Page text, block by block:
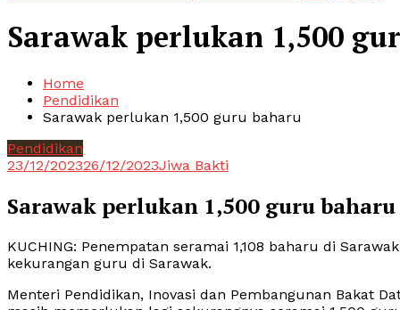
Sarawak perlukan 1,500
Home
Pendidikan
Sarawak perlukan 1,500 guru baharu
Pendidikan
23/12/202326/12/2023Jiwa Bakti
Sarawak perlukan 1,500 guru baharu
KUCHING: Penempatan seramai 1,108 baharu di
kekurangan guru di Sarawak.
Menteri Pendidikan, Inovasi dan Pembangunan Bakat